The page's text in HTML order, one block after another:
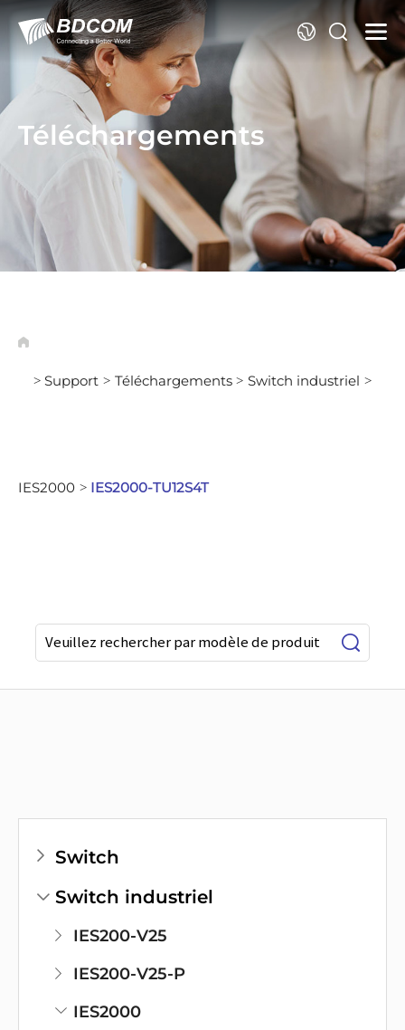
Téléchargements
> Support > Téléchargements > Switch industriel >
IES2000 > IES2000-TU12S4T
Switch
Switch industriel
IES200-V25
IES200-V25-P
IES2000